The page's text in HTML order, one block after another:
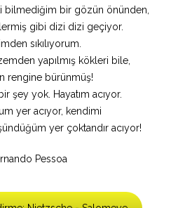
bilmediğim bir gözün önünden,
gibi dizi dizi geçiyor.
sıkılıyorum.
yapılmış kökleri bile,
rengine bürünmüş!
şey yok. Hayatım acıyor.
yer acıyor, kendimi
yer çoktandır acıyor!
Pessoa